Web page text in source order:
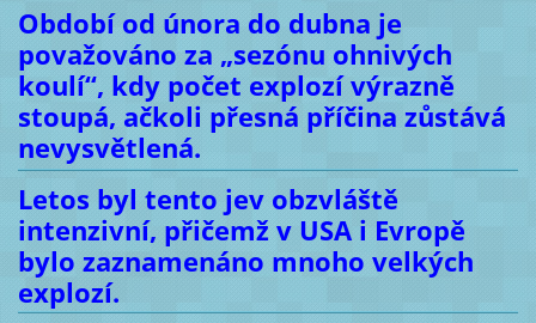
Období od února do dubna je
považováno za „sezónu ohnivých
koulí“, kdy počet explozí výrazně
stoupá, ačkoli přesná příčina zůstává
nevysvětlená.
Letos byl tento jev obzvláště
intenzivní, přičemž v USA i Evropě
bylo zaznamenáno mnoho velkých
explozí.